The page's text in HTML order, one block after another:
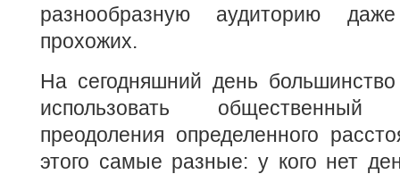
разнообразную аудиторию
прохожих.
На сегодняшний день
использовать
преодоления определенного
этого самые разные: у кого нет